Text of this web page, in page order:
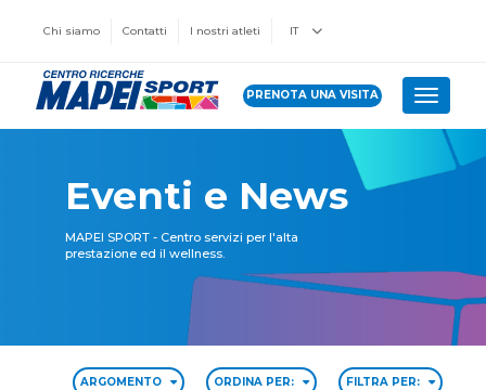
Chi siamo Contatti I nostri atleti IT
PRENOTA UNA VISITA Toggle
Eventi e News
MAPEI SPORT - Centro servizi per l'alta
prestazione ed il wellness.
ARGOMENTO ORDINA PER: FILTRA PER: